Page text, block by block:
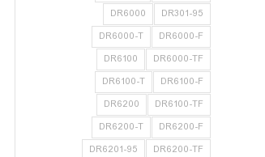
DR301-95
DR6000
DR6000-F
DR6000-T
DR6000-TF
DR6100
DR6100-F
DR6100-T
DR6100-TF
DR6200
DR6200-F
DR6200-T
DR6200-TF
DR6201-95